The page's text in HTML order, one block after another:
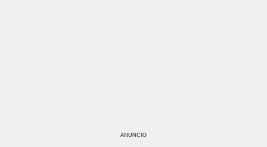
ANUNCIO